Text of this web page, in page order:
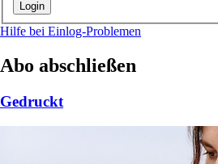
Hilfe bei Einlog-Problemen
Abo abschließen
Gedruckt